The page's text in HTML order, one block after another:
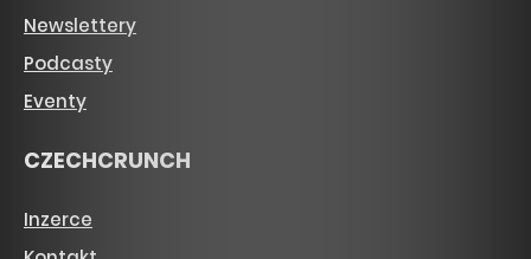
Newslettery
Podcasty
Eventy
CZECHCRUNCH
Inzerce